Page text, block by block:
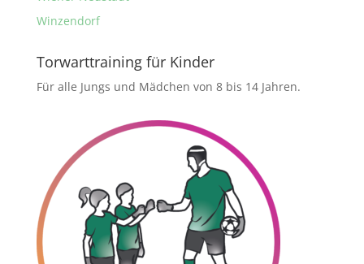
Winzendorf
Torwarttraining für Kinder
Für alle Jungs und Mädchen von 8 bis 14 Jahren.